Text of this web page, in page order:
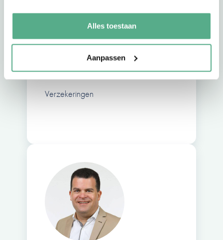
Alles toestaan
Aanpassen
Johnny van der Sluis
Verzekeringen